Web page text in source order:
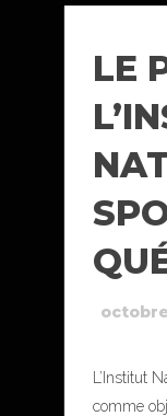
LE
L’Institut
comme